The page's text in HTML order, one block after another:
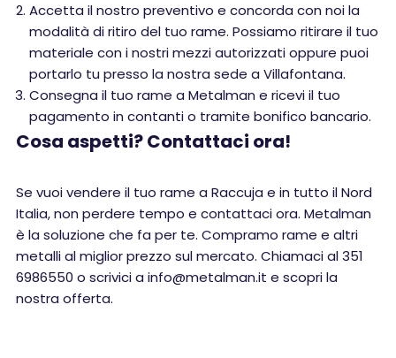
Accetta il nostro preventivo e concorda con noi la
modalità di ritiro del tuo rame. Possiamo ritirare il tuo
materiale con i nostri mezzi autorizzati oppure puoi
portarlo tu presso la nostra sede a Villafontana.
Consegna il tuo rame a Metalman e ricevi il tuo
pagamento in contanti o tramite bonifico bancario.
Cosa aspetti? Contattaci ora!
Se vuoi vendere il tuo rame a Raccuja e in tutto il Nord
Italia, non perdere tempo e contattaci ora. Metalman
è la soluzione che fa per te. Compramo rame e altri
metalli al miglior prezzo sul mercato. Chiamaci al 351
6986550 o scrivici a info@metalman.it e scopri la
nostra offerta.